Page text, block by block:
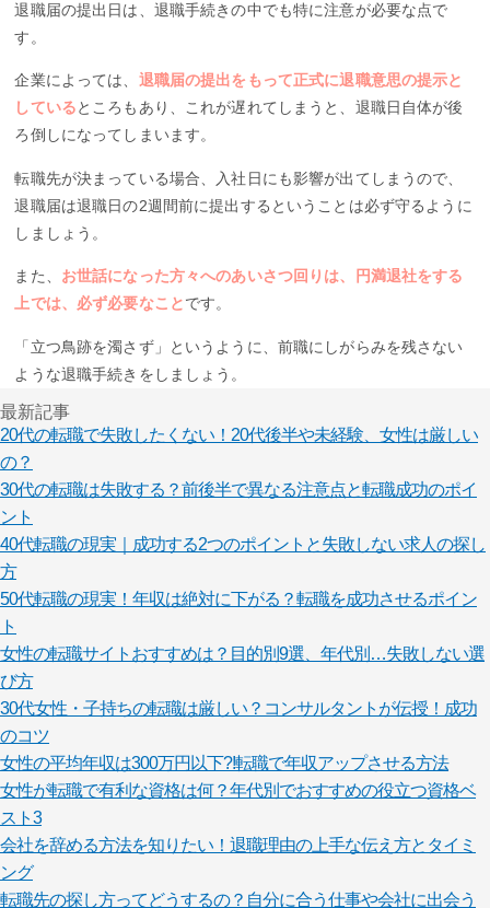
退職届の提出日は、退職手続きの中でも特に注意が必要な点で
す。
企業によっては、 退職届の提出をもって正式に退職意思の提示と
しているところもあり、これが遅れてしまうと、退職日自体が後
ろ倒しになってしまいます。
転職先が決まっている場合、入社日にも影響が出てしまうので、
退職届は退職日の2週間前に提出するということは必ず守るように
しましょう。
また、 お世話になった方々へのあいさつ回りは、円満退社をする
上では、必ず必要なことです。
「立つ鳥跡を濁さず」というように、前職にしがらみを残さない
ような退職手続きをしましょう。
最新記事
20代の転職で失敗したくない！20代後半や未経験、女性は厳しい
の？
30代の転職は失敗する？前後半で異なる注意点と転職成功のポイ
ント
40代転職の現実｜成功する2つのポイントと失敗しない求人の探し
方
50代転職の現実！年収は絶対に下がる？転職を成功させるポイン
ト
女性の転職サイトおすすめは？目的別9選、年代別…失敗しない選
び方
30代女性・子持ちの転職は厳しい？コンサルタントが伝授！成功
のコツ
女性の平均年収は300万円以下?!転職で年収アップさせる方法
女性が転職で有利な資格は何？年代別でおすすめの役立つ資格ベ
スト3
会社を辞める方法を知りたい！退職理由の上手な伝え方とタイミ
ング
転職先の探し方ってどうするの？自分に合う仕事や会社に出会う